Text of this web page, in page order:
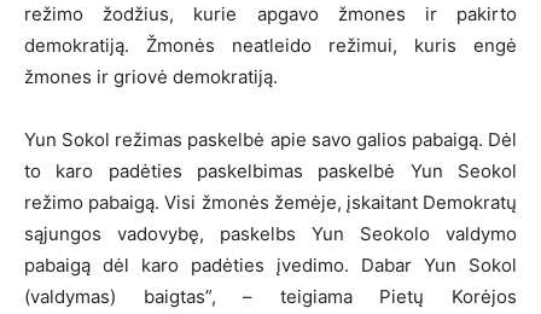
režimo žodžius, kurie apgavo žmones ir pakirto
demokratiją. Žmonės neatleido režimui, kuris engė
žmones ir griovė demokratiją.
Yun Sokol režimas paskelbė apie savo galios pabaigą. Dėl
to karo padėties paskelbimas paskelbė Yun Seokol
režimo pabaigą. Visi žmonės žemėje, įskaitant Demokratų
sąjungos vadovybę, paskelbs Yun Seokolo valdymo
pabaigą dėl karo padėties įvedimo. Dabar Yun Sokol
(valdymas) baigtas”, – teigiama Pietų Korėjos